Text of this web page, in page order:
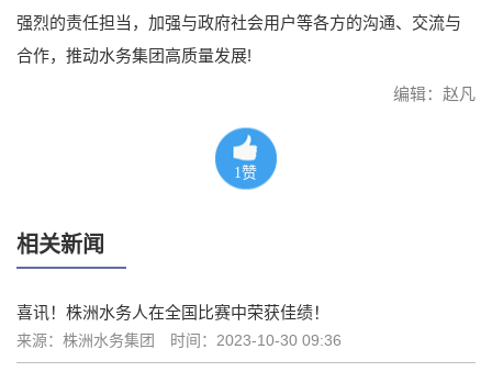
强烈的责任担当，加强与政府社会用户等各方的沟通、交流与
合作，推动水务集团高质量发展!
编辑：赵凡
1赞
相关新闻
喜讯！株洲水务人在全国比赛中荣获佳绩！
来源：株洲水务集团 时间：2023-10-30 09:36